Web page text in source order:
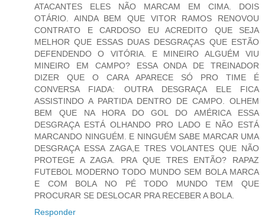
ATACANTES ELES NÃO MARCAM EM CIMA. DOIS
OTÁRIO. AINDA BEM QUE VITOR RAMOS RENOVOU
CONTRATO E CARDOSO EU ACREDITO QUE SEJA
MELHOR QUE ESSAS DUAS DESGRAÇAS QUE ESTÃO
DEFENDENDO O VITÓRIA. E MINEIRO ALGUÉM VIU
MINEIRO EM CAMPO? ESSA ONDA DE TREINADOR
DIZER QUE O CARA APARECE SÓ PRO TIME É
CONVERSA FIADA: OUTRA DESGRAÇA ELE FICA
ASSISTINDO A PARTIDA DENTRO DE CAMPO. OLHEM
BEM QUE NA HORA DO GOL DO AMÉRICA ESSA
DESGRAÇA ESTÁ OLHANDO PRO LADO E NÃO ESTÁ
MARCANDO NINGUÉM. E NINGUÉM SABE MARCAR UMA
DESGRAÇA ESSA ZAGA,E TRES VOLANTES QUE NÃO
PROTEGE A ZAGA. PRA QUE TRES ENTÃO? RAPAZ
FUTEBOL MODERNO TODO MUNDO SEM BOLA MARCA
E COM BOLA NO PÉ TODO MUNDO TEM QUE
PROCURAR SE DESLOCAR PRA RECEBER A BOLA.
Responder